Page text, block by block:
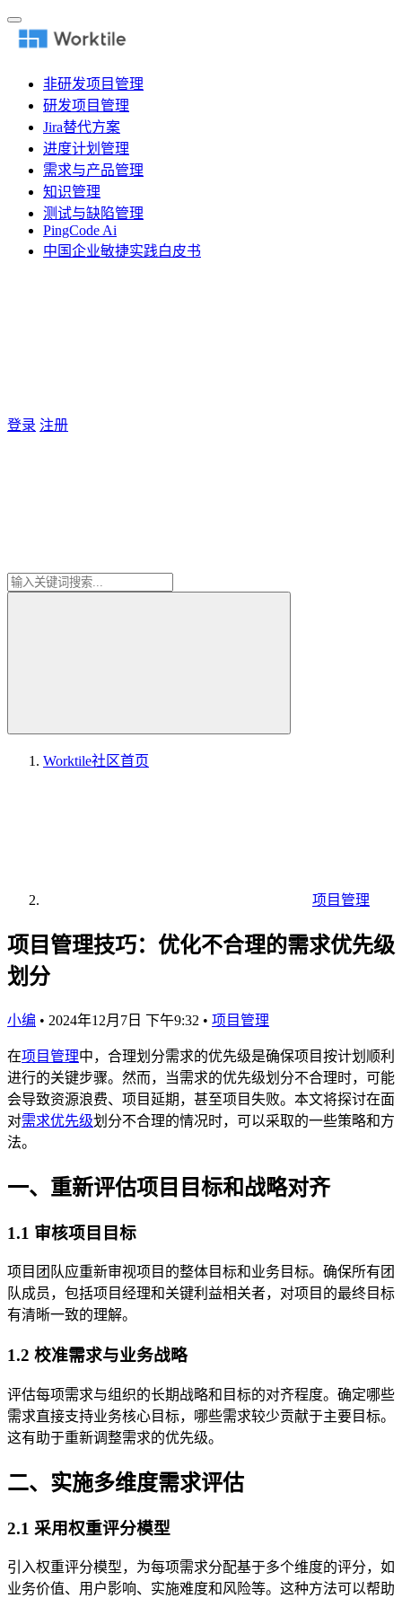
非研发项目管理
研发项目管理
Jira替代方案
进度计划管理
需求与产品管理
知识管理
测试与缺陷管理
PingCode Ai
中国企业敏捷实践白皮书
登录 注册
Worktile社区首页
项目管理
项目管理技巧：优化不合理的需求优先级
划分
小编 • 2024年12月7日 下午9:32 • 项目管理
在项目管理中，合理划分需求的优先级是确保项目按计划顺利
进行的关键步骤。然而，当需求的优先级划分不合理时，可能
会导致资源浪费、项目延期，甚至项目失败。本文将探讨在面
对需求优先级划分不合理的情况时，可以采取的一些策略和方
法。
一、重新评估项目目标和战略对齐
1.1 审核项目目标
项目团队应重新审视项目的整体目标和业务目标。确保所有团
队成员，包括项目经理和关键利益相关者，对项目的最终目标
有清晰一致的理解。
1.2 校准需求与业务战略
评估每项需求与组织的长期战略和目标的对齐程度。确定哪些
需求直接支持业务核心目标，哪些需求较少贡献于主要目标。
这有助于重新调整需求的优先级。
二、实施多维度需求评估
2.1 采用权重评分模型
引入权重评分模型，为每项需求分配基于多个维度的评分，如
业务价值、用户影响、实施难度和风险等。这种方法可以帮助